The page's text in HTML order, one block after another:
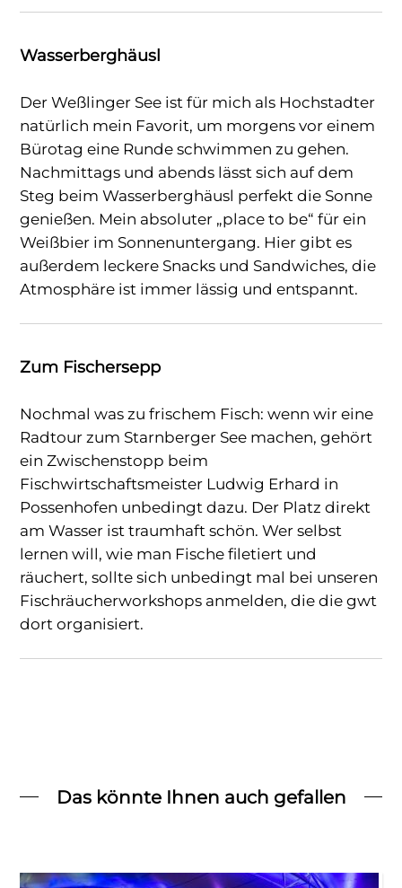
Wasserberghäusl
Der Weßlinger See ist für mich als Hochstadter
natürlich mein Favorit, um morgens vor einem
Bürotag eine Runde schwimmen zu gehen.
Nachmittags und abends lässt sich auf dem
Steg beim Wasserberghäusl perfekt die Sonne
genießen. Mein absoluter „place to be“ für ein
Weißbier im Sonnenuntergang. Hier gibt es
außerdem leckere Snacks und Sandwiches, die
Atmosphäre ist immer lässig und entspannt.
Zum Fischersepp
Nochmal was zu frischem Fisch: wenn wir eine
Radtour zum Starnberger See machen, gehört
ein Zwischenstopp beim
Fischwirtschaftsmeister Ludwig Erhard in
Possenhofen unbedingt dazu. Der Platz direkt
am Wasser ist traumhaft schön. Wer selbst
lernen will, wie man Fische filetiert und
räuchert, sollte sich unbedingt mal bei unseren
Fischräucherworkshops anmelden, die die gwt
dort organisiert.
Das könnte Ihnen auch gefallen